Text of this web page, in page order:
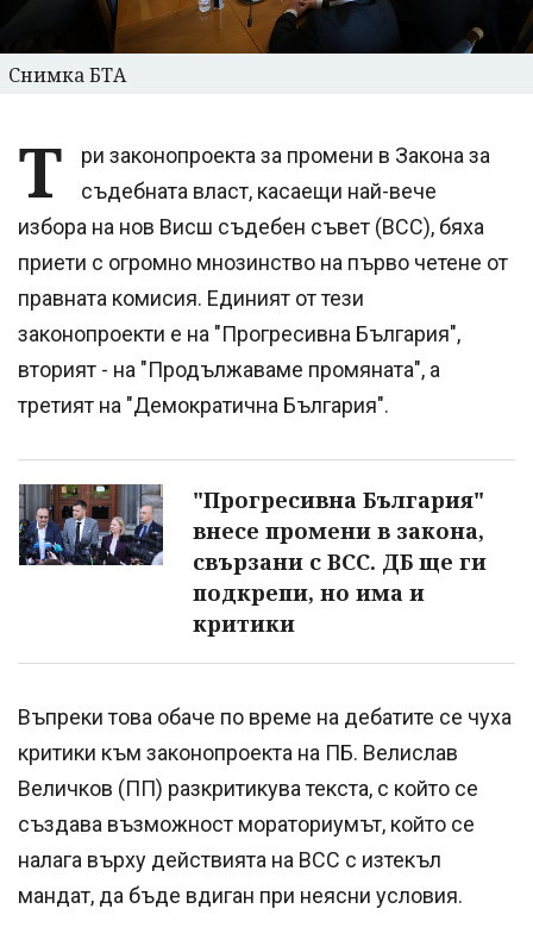
Снимка БТА
Т
ри законопроекта за промени в Закона за
съдебната власт, касаещи най-вече
избора на нов Висш съдебен съвет (ВСС), бяха
приети с огромно мнозинство на първо четене от
правната комисия. Единият от тези
законопроекти е на "Прогресивна България",
вторият - на "Продължаваме промяната", а
третият на "Демократична България".
"Прогресивна България"
внесе промени в закона,
свързани с ВСС. ДБ ще ги
подкрепи, но има и
критики
Въпреки това обаче по време на дебатите се чуха
критики към законопроекта на ПБ. Велислав
Величков (ПП) разкритикува текста, с който се
създава възможност мораториумът, който се
налага върху действията на ВСС с изтекъл
мандат, да бъде вдиган при неясни условия.